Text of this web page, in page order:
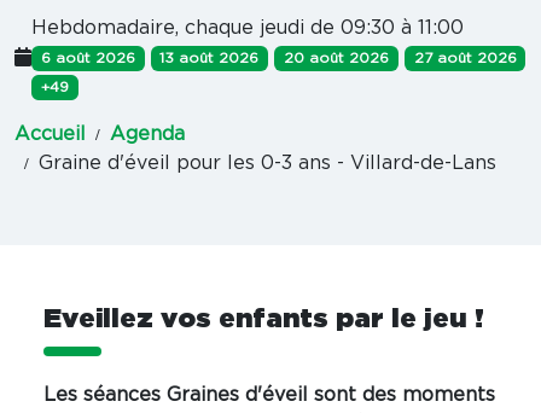
Hebdomadaire, chaque jeudi de 09:30 à 11:00
6 août 2026 13 août 2026 20 août 2026
27 août 2026
+49
Accueil
Agenda
Graine d'éveil pour les 0-3 ans - Villard-de-Lans
Eveillez vos enfants par le jeu !
Les séances Graines d'éveil sont des moments